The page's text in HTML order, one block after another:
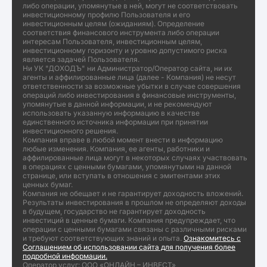
либо операции, упомянутые в ней, могут не соответствовать
инвестиционному профилю Пользователя и его
инвестиционным целям (ожиданиям). Определение
соответствия финансового инструмента либо операции
интересам Пользователя, инвестиционным целям,
инвестиционному горизонту и уровню допустимого риска
является задачей Пользователя.
Ни УК "ДОХОДЪ" ни Администратор/Оператор сайта, ни их
агенты и аффилированные лица (далее - Компания) не несут
ответственности за возможные убытки в случае совершения
операций либо инвестирования в финансовые инструменты,
упомянутые в данной информации, и не рекомендуют
использовать указанную информацию в качестве
единственного источника информации при принятии
инвестиционного решения.
Компания вправе в любой момент внести в информацию
любые изменения. Компания, ее агенты, работники и
аффилированные лица могут в некоторых случаях участвовать
в операциях с ценными бумагами, упомянутыми на данной
странице, или вступать в отношения с эмитентами этих
ценных бумаг.
Компания не обещает и не гарантирует доходность вложений.
Результаты инвестирования в прошлом не определяют доходы
в будущем, государство не гарантирует доходность
инвестиций в ценные бумаги. Компания предупреждает, что
операции с ценными бумагами связаны с различными рисками
и требуют соответствующих знаний и опыта. Ознакомитесь с
Соглашением об использовании сайта для получения более
подробной информации.
Оператор услуг: ООО «ОНЛАЙН – ИНВЕСТ»